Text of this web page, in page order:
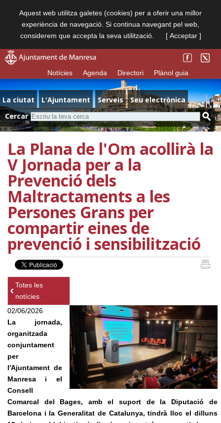
Aquest web utilitza galetes (cookies) per a oferir una millor
experiència de navegació. Si continua navegant pel web,
considerem que accepta la seva utilització.
[ Acceptar ]
Notícies Agenda Directori Plànol guia
La ciutat L'Ajuntament Serveis
Seu electrònica
Cercar
La Plana de l'Om acollirà la
V Jornada per a la
Prevenció dels
Maltractaments a les
Persones Grans per
compartir eines de
prevenció i sensibilització
Totes les
notícies
02/06/2026
La jornada,
organitzada
conjuntament
per
l'Ajuntament de
Manresa i el
Consell
Comarcal del Bages, amb el suport de la Diputació de
Barcelona i la Generalitat de Catalunya, tindrà lloc el dilluns